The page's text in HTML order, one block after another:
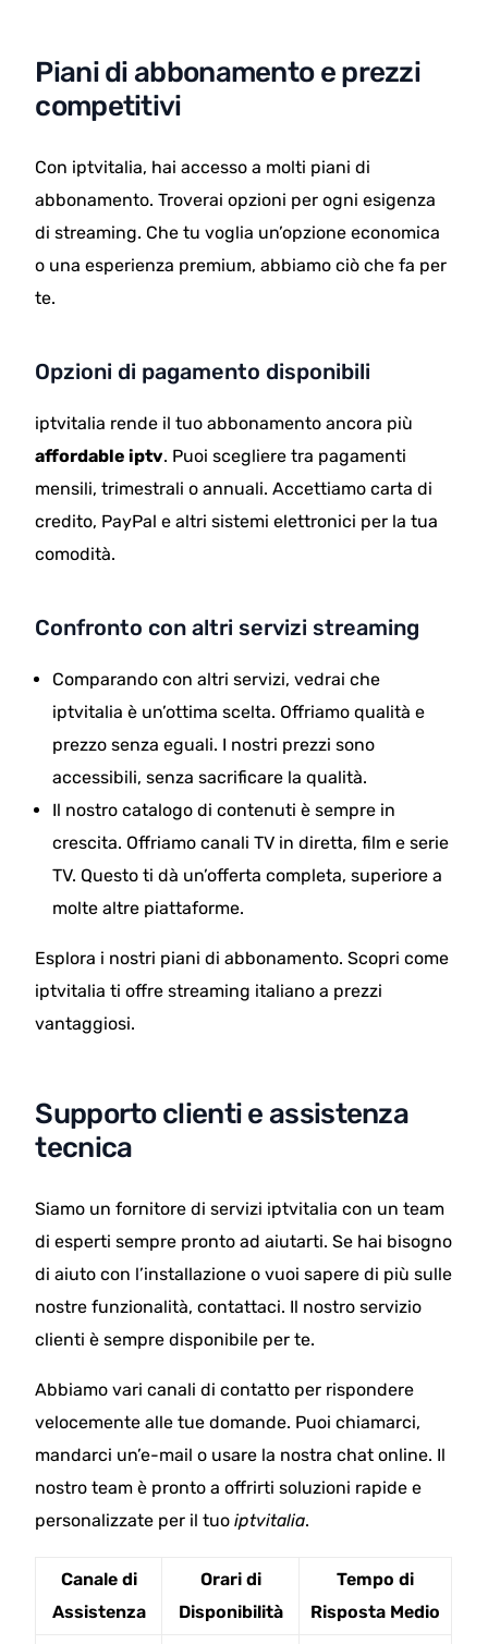
Piani di abbonamento e prezzi
competitivi
Con iptvitalia, hai accesso a molti piani di
abbonamento. Troverai opzioni per ogni esigenza
di streaming. Che tu voglia un’opzione economica
o una esperienza premium, abbiamo ciò che fa per
te.
Opzioni di pagamento disponibili
iptvitalia rende il tuo abbonamento ancora più
affordable iptv. Puoi scegliere tra pagamenti
mensili, trimestrali o annuali. Accettiamo carta di
credito, PayPal e altri sistemi elettronici per la tua
comodità.
Confronto con altri servizi streaming
Comparando con altri servizi, vedrai che
iptvitalia è un’ottima scelta. Offriamo qualità e
prezzo senza eguali. I nostri prezzi sono
accessibili, senza sacrificare la qualità.
Il nostro catalogo di contenuti è sempre in
crescita. Offriamo canali TV in diretta, film e serie
TV. Questo ti dà un’offerta completa, superiore a
molte altre piattaforme.
Esplora i nostri piani di abbonamento. Scopri come
iptvitalia ti offre streaming italiano a prezzi
vantaggiosi.
Supporto clienti e assistenza
tecnica
Siamo un fornitore di servizi iptvitalia con un team
di esperti sempre pronto ad aiutarti. Se hai bisogno
di aiuto con l’installazione o vuoi sapere di più sulle
nostre funzionalità, contattaci. Il nostro servizio
clienti è sempre disponibile per te.
Abbiamo vari canali di contatto per rispondere
velocemente alle tue domande. Puoi chiamarci,
mandarci un’e-mail o usare la nostra chat online. Il
nostro team è pronto a offrirti soluzioni rapide e
personalizzate per il tuoiptvitalia.
Canale di
Assistenza
Orari di
Disponibilità
Tempo di
Risposta Medio